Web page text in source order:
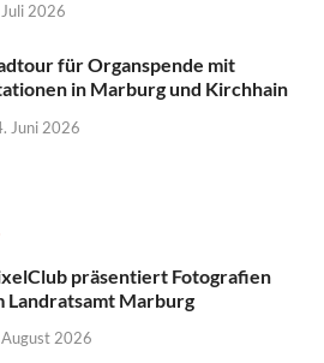
2026
für Organspende mit
in Marburg und Kirchhain
Juni 2026
präsentiert Fotografien
Landratsamt Marburg
2026